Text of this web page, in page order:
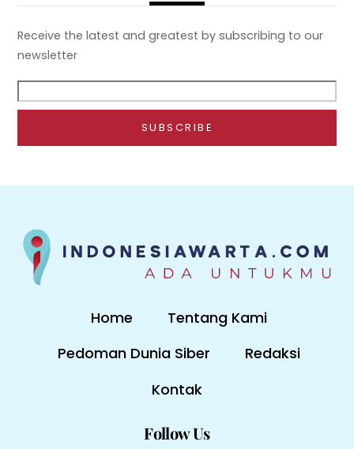
Receive the latest and greatest by subscribing to our
newsletter
Home
Tentang Kami
Pedoman Dunia Siber
Redaksi
Kontak
Follow Us